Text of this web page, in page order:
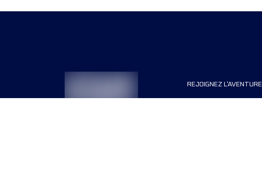
REJOIGNEZ L'AVENTURE